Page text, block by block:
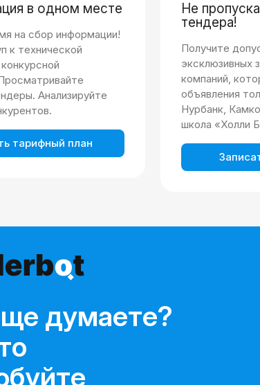
в одном месте
на сбор информации!
к технической
Анализируйте
тарифный план
Не
тендера!
Получите
эксклюзивных
компаний,
объявления
Нурбанк,
школа «Холли
думаете?